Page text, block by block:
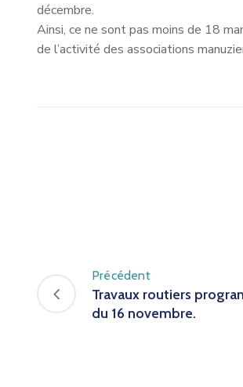
décembre.
Ainsi, ce ne sont pas moins de 18
de l’activité des associations
Précédent
Travaux routiers
du 16 novembre.